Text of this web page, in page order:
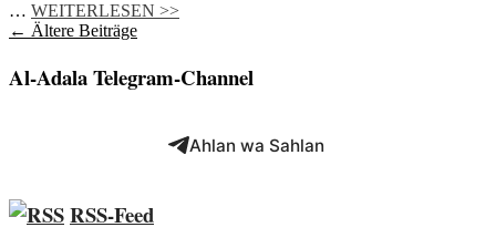
… WEITERLESEN >>
Beitragsnavigation
← Ältere Beiträge
Al-Adala Telegram-Channel
Ahlan wa Sahlan
RSS-Feed